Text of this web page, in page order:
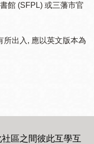
館 (SFPL) 或三藩市官
所出入, 應以英文版本為
區之間彼此互學互